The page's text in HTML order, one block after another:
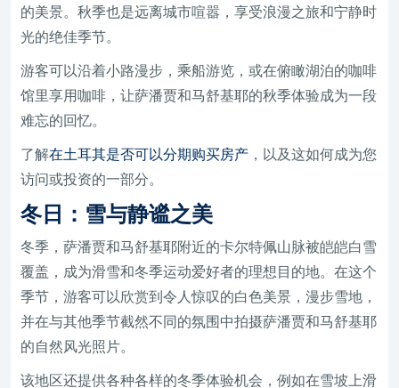
的美景。秋季也是远离城市喧嚣，享受浪漫之旅和宁静时
光的绝佳季节。
游客可以沿着小路漫步，乘船游览，或在俯瞰湖泊的咖啡
馆里享用咖啡，让萨潘贾和马舒基耶的秋季体验成为一段
难忘的回忆。
了解在土耳其是否可以分期购买房产 ，以及这如何成为您
访问或投资的一部分。
冬日：雪与静谧之美
冬季，萨潘贾和马舒基耶附近的卡尔特佩山脉被皑皑白雪
覆盖，成为滑雪和冬季运动爱好者的理想目的地。在这个
季节，游客可以欣赏到令人惊叹的白色美景，漫步雪地，
并在与其他季节截然不同的氛围中拍摄萨潘贾和马舒基耶
的自然风光照片。
该地区还提供各种各样的冬季体验机会，例如在雪坡上滑